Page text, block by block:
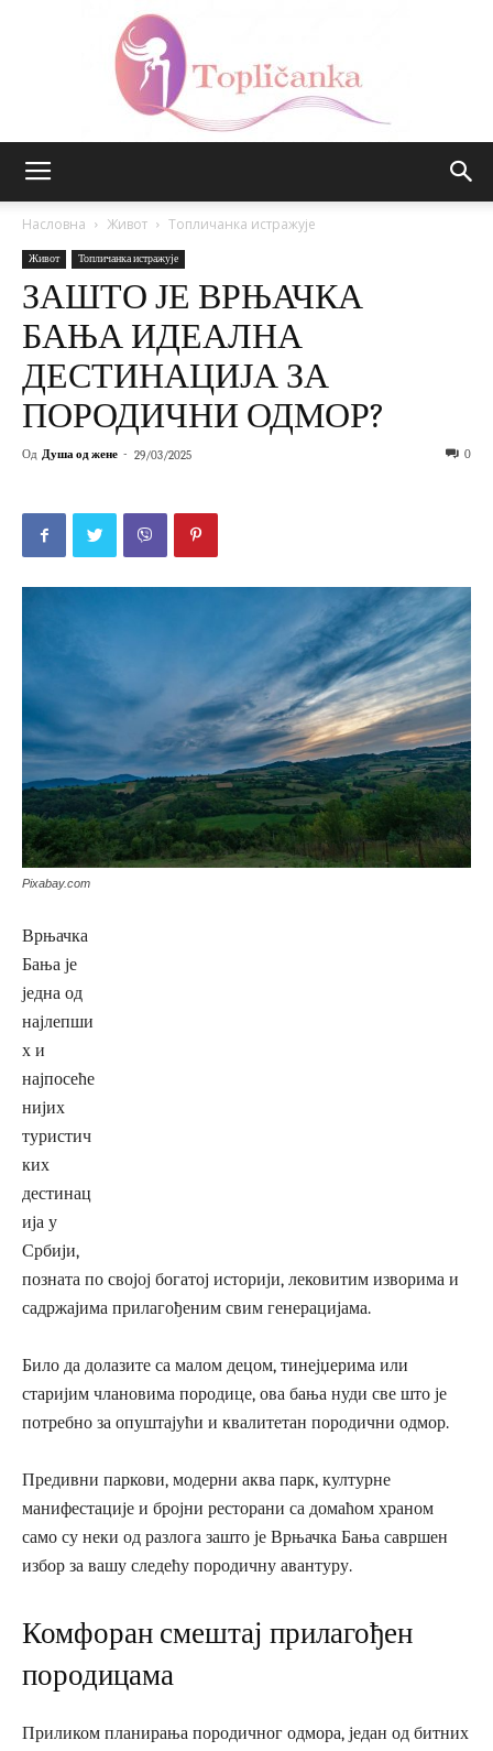
Насловна Живот Топличанка истражује
Живот Топличанка истражује
ЗАШТО ЈЕ ВРЊАЧКА
БАЊА ИДЕАЛНА
ДЕСТИНАЦИЈА ЗА
ПОРОДИЧНИ ОДМОР?
Од Душа од жене - 29/03/2025 0
Pixabay.com
Врњачка
Бања је
једна од
најлепши
х и
најпосеће
нијих
туристич
ких
дестинац
ија у
Србији,
позната по својој богатој историји, лековитим изворима и
садржајима прилагођеним свим генерацијама.
Било да долазите са малом децом, тинејџерима или
старијим члановима породице, ова бања нуди све што је
потребно за опуштајући и квалитетан породични одмор.
Предивни паркови, модерни аква парк, културне
манифестације и бројни ресторани са домаћом храном
само су неки од разлога зашто је Врњачка Бања савршен
избор за вашу следећу породичну авантуру.
Комфоран смештај прилагођен
породицама
Приликом планирања породичног одмора, један од битних